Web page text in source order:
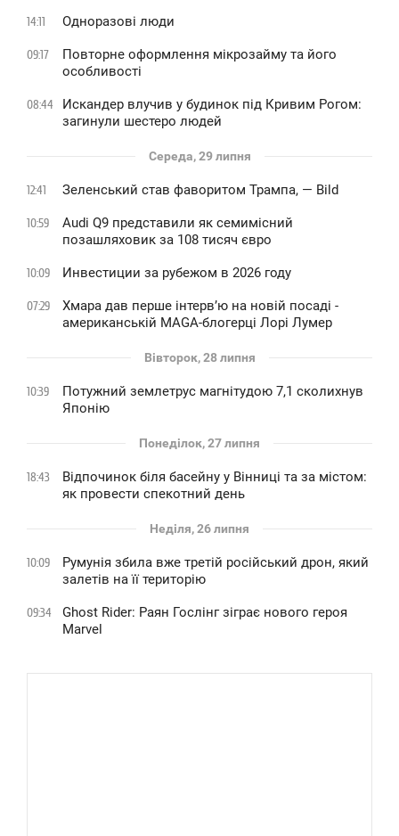
14:11 Одноразові люди
09:17
Повторне оформлення мікрозайму та його
особливості
08:44
Искандер влучив у будинок під Кривим Рогом:
загинули шестеро людей
Середа, 29 липня
12:41 Зеленський став фаворитом Трампа, — Bild
10:59
Audi Q9 представили як семимісний
позашляховик за 108 тисяч євро
10:09 Инвестиции за рубежом в 2026 году
07:29
Хмара дав перше інтервʼю на новій посаді -
американській MAGA-блогерці Лорі Лумер
Вівторок, 28 липня
10:39
Потужний землетрус магнітудою 7,1 сколихнув
Японію
Понеділок, 27 липня
18:43
Відпочинок біля басейну у Вінниці та за містом:
як провести спекотний день
Неділя, 26 липня
10:09
Румунія збила вже третій російський дрон, який
залетів на її територію
09:34
Ghost Rider: Раян Гослінг зіграє нового героя
Marvel